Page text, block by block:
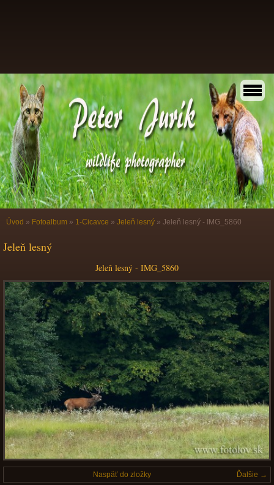
Úvod » Fotoalbum » 1-Cicavce » Jeleň lesný » Jeleň lesný - IMG_5860
Jeleň lesný
Jeleň lesný - IMG_5860
Ďalšie →
Naspäť do zložky